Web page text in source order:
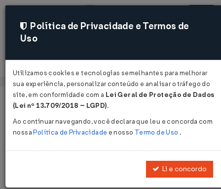
Acessar
Página Inicial Legislações
Decreto Nº 70293 DE 26/12/2025
Publicado no DOE - SP em 29 dez 2025
Política de Privacidade e Termos de
Uso
Utilizamos cookies e tecnologias semelhantes para melhorar
sua experiência, personalizar conteúdo e analisar o tráfego do
site, em conformidade com a Lei Geral de Proteção de Dados
(Lei nº 13.709/2018 – LGPD).
Ao continuar navegando, você declara que leu e concorda com
nossaPolítica de Privacidade e nosso Termo de Uso .
Li e concordo